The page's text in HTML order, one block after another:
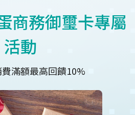
商務御璽卡專屬
活動
滿額最高回饋10%